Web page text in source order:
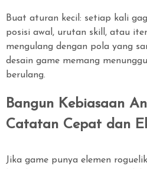
Buat aturan kecil: setiap kali
posisi awal, urutan skill, atau
mengulang dengan pola yang
desain game memang
berulang.
Bangun Kebiasaan
Catatan Cepat dan
Jika game punya elemen